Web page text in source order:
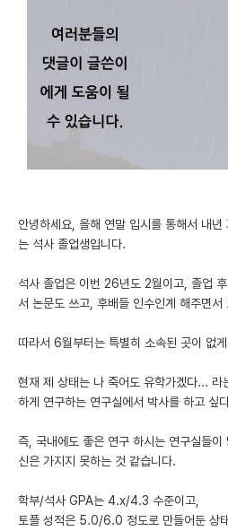
유학교육
유학교육 홈
수강 신청
어드미션 포스팅
이벤트
오픈카톡
반도체 아카데미
재팬라운지 🌸
안녕하세요, 올해 연말 입시를 통해서 내
는 석사 졸업생입니다.
석사 졸업은 이번 26년도 2월이고, 졸업
서 논문도 쓰고, 후배들 인수인계 해주면서
따라서 6월부터는 특별히 소속된 곳이 없
현재 제 상태는 나 죽어도 유학가겠다... 라
하게 연구하는 연구실에서 박사를 하고 싶
즉, 국내에도 좋은 연구 하시는 연구실들
신은 가지지 못하는 것 같습니다.
학부/석사 GPA는 4.x/4.3 수준이고,
토플 성적은 5.0/6.0 정도로 만들어둔 상